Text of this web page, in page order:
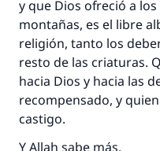
y que Dios ofreció a
montañas, es el libre
religión, tanto los
resto de las criaturas.
hacia Dios y hacia las
recompensado, y
castigo.
Y Allah sabe más.